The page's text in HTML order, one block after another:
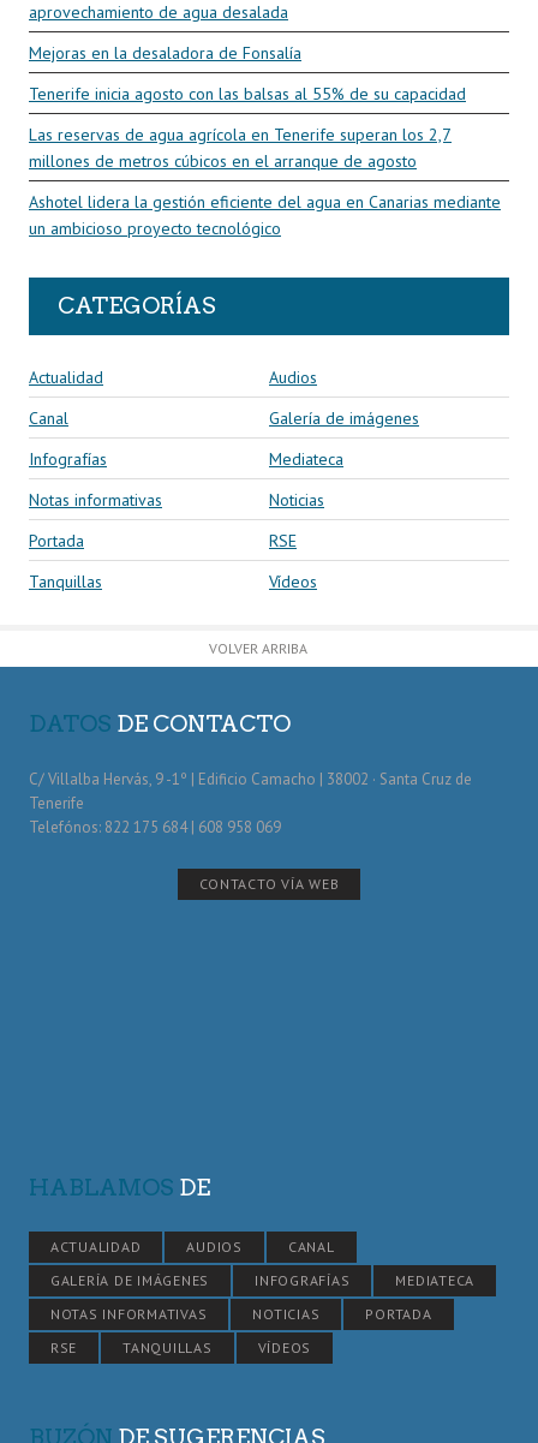
aprovechamiento de agua desalada
Mejoras en la desaladora de Fonsalía
Tenerife inicia agosto con las balsas al 55% de su capacidad
Las reservas de agua agrícola en Tenerife superan los 2,7
millones de metros cúbicos en el arranque de agosto
Ashotel lidera la gestión eficiente del agua en Canarias mediante
un ambicioso proyecto tecnológico
CATEGORÍAS
Actualidad
Audios
Canal
Galería de imágenes
Infografías
Mediateca
Notas informativas
Noticias
Portada
RSE
Tanquillas
Vídeos
VOLVER ARRIBA
DATOS DE CONTACTO
C/ Villalba Hervás, 9 -1º | Edificio Camacho | 38002 · Santa Cruz de
Tenerife
Telefónos: 822 175 684 | 608 958 069
CONTACTO VÍA WEB
HABLAMOS DE
ACTUALIDAD AUDIOS
CANAL
GALERÍA DE IMÁGENES
INFOGRAFÍAS
MEDIATECA
NOTAS INFORMATIVAS
NOTICIAS
PORTADA
RSE
TANQUILLAS VÍDEOS